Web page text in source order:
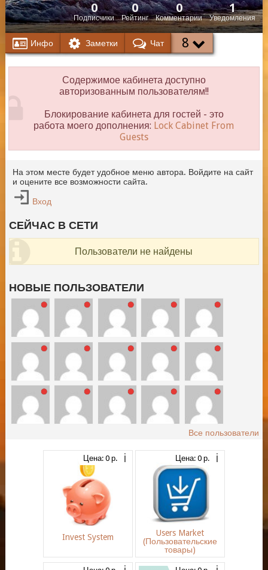
Подписчики
0
Рейтинг
0
Комментарии
0
Уведомления
1
Инфо Заметки Чат 8
Содержимое кабинета доступно
авторизованным пользователям!!
Блокирование кабинета для гостей - это
работа моего дополнения: Lock Cabinet From
Guests
На этом месте будет удобное меню автора. Войдите на сайт
и оцените все возможности сайта.
Вход
СЕЙЧАС В СЕТИ
Пользователи не найдены
НОВЫЕ ПОЛЬЗОВАТЕЛИ
Все пользователи
Цена: 0 р.
Invest System
Цена: 0 р.
Users Market
(Пользовательские
товары)